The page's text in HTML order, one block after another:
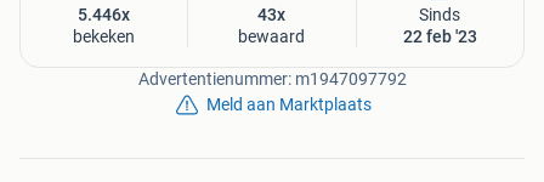
Tel: 0320-256256
Alle bedragen zijn in euro's en inclusief 21% btw. Druk- en
zetfouten voorbehouden. Op al onze prijzen, aanbiedingen
en teksten zijn onze algemene voorwaarden van
5.446x
bekeken
43x
bewaard
Sinds
22 feb '23
Advertentienummer: m1947097792
Meld aan Marktplaats